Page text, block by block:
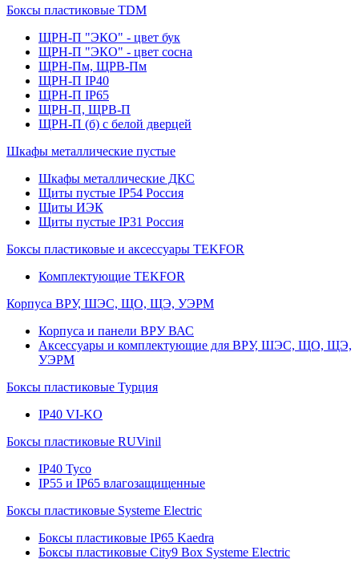
Боксы пластиковые TDM
ЩРН-П "ЭКО" - цвет бук
ЩРН-П "ЭКО" - цвет сосна
ЩРН-Пм, ЩРВ-Пм
ЩРН-П IP40
ЩРН-П IP65
ЩРН-П, ЩРВ-П
ЩРН-П (б) с белой дверцей
Шкафы металлические пустые
Шкафы металлические ДКС
Щиты пустые IP54 Россия
Щиты ИЭК
Щиты пустые IP31 Россия
Боксы пластиковые и аксессуары TEKFOR
Комплектующие TEKFOR
Корпуса ВРУ, ШЭС, ЩО, ЩЭ, УЭРМ
Корпуса и панели ВРУ ВАС
Аксессуары и комплектующие для ВРУ, ШЭС, ЩО, ЩЭ,
УЭРМ
Боксы пластиковые Турция
IP40 VI-KO
Боксы пластиковые RUVinil
IP40 Тусо
IP55 и IP65 влагозащищенные
Боксы пластиковые Systeme Electric
Боксы пластиковые IP65 Kaedra
Боксы пластиковые City9 Box Systeme Electric